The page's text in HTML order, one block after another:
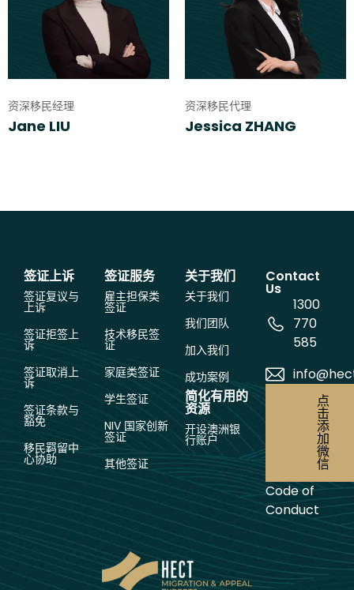
资深移民经理
Jane LIU
资深移民代理
Jessica ZHANG
签证上诉
签证复议与
上诉
签证拒签上
诉
签证取消上
诉
签证条款与
豁免
移民羁留中
心协助
签证服务
雇主担保类
签证
技术移民签
证
家庭类签证
学生签证
NIV 国家创新
签证
其他签证
关于我们
关于我们
我们团队
加入我们
成功案例
简化有用的
资源
开设澳洲银
行账户
Contact
Us
1300
770
585
点
击
添
加
微
信
Code of
Conduct